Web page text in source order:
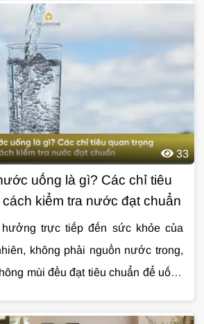
33
uống là gì? Các chỉ tiêu
kiểm tra nước đạt chuẩn
trực tiếp đến sức khỏe của
không phải nguồn nước trong,
mùi đều đạt tiêu chuẩn để uống
chất lượng nguồn nước và lựa
viết dưới đây.